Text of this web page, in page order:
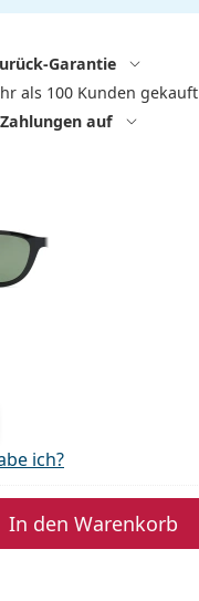
Garantie
als 100 Kunden gekauft
auf
ich?
In den Warenkorb